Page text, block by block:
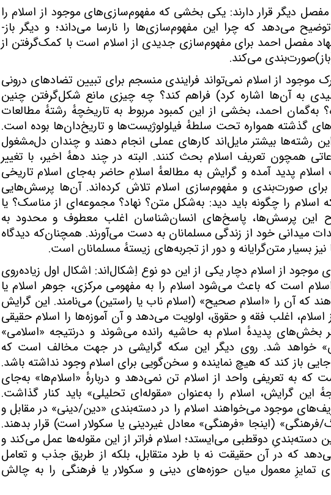
دیگر قرار دارند: یکی بخشی که مفهوم‌سازی‌های موجود از اسلام را
می‌دهد که چرا این مفهوم‌سازی‌ها را نارسا می‌داند؛ و دیگر باز-
مفصل احمد برای مفهوم‌سازی جدیدی از اسلام است با کمک‌گرفتن از
می‌کند.
موجود از اسلام نمی‌تواند فرایندی منسجم برای تبیین تضادهای درونی
به آن‌ها اشاره کرد) فراهم کند؟ چه چیزی مانع شکل‌گرفتن چنین
به‌گمان احمد، بخشی از این کمبود مربوط به تاریخچهٔ رشتهٔ مطالعات
گذشته همواره تحت سلطهٔ فیلولوژیست‌ها و تاریخ‌دان‌ها بوده است.
رشته‌ها بیشتر مایل‌اند کارهای عملی انجام دهند و چندان دل‌مشغول
همچون تعریف اسلام بحث کنند. البته در چند دههٔ اخیر، با تغییر
پدید آمده و گرایش به مطالعهٔ اسلامِ حاضر به‌جای اسلام تاریخی
صورت‌بندی و مفهوم‌سازی اسلام تلاش‌ کرده‌اند. آن‌ها پرسش‌هایی
اسلام را چگونه باید دید: به‌شکل متن؟ نهاد؟ مجموعه‌ای از مناسک؟ یا
این پرسش‌ها، پاسخ‌های انسان‌شناسان اغلب معطوف و محدود به
میدانی خود از زندگی مسلمانان به دست می‌آورند. همچنان‌که دیدگاه
بسیار متن‌گرایانه و دور از تجربه‌های زیستهٔ مسلمانان است.
از اسلام دچار یکی از این دو نوع اِشکال‌اند: اشکال اول زیاده‌روی
است که باعث می‌شود اسلام را به مفهومی مرکزی، جوهر اسلام یا
که آن را «اسلام صحیح» (اسلام ناب یا راستین) می‌نامند. این گرایش
اغلب فقه و حقوق، اولویت می‌دهد و آن‌ آموزه‌ها را اسلام حقیقی
بخش‌های پدیدهٔ اسلام به حاشیه رانده می‌شوند و درنتیجه «اسلامی»
خواهد شد. روی دیگر این سکه گرایشی در جهت مخالف است که
باز کند که هیچ نماینده و سخن‌گویی برای اسلام وجود نداشته باشد.
که به تعریفی واحد از اسلام تن نمی‌دهد و دربارهٔ «اسلام‌ها» به‌جای
این گرایش، اسلام را به‌عنوان «مقوله‌ای تحلیلی» باید کنار گذاشت.
موجود می‌خواهند اسلام را در دسته‌بندی «دین/دینی» در مقابل و
فرهنگی» (اینجا «فرهنگی» معادل غیردینی یا سکولار است) قرار بدهند.
دسته‌بندیِ دوقطبی می‌ایستد؛ اسلام فراتر از این مقوله‌ها عمل می‌کند و
که در آن حقیقت نه با طرد متقابل، بلکه از طریق جذب و تعامل
تمایزِ معمول میان حوزه‌های دینی و سکولار یا فرهنگی را به چالش